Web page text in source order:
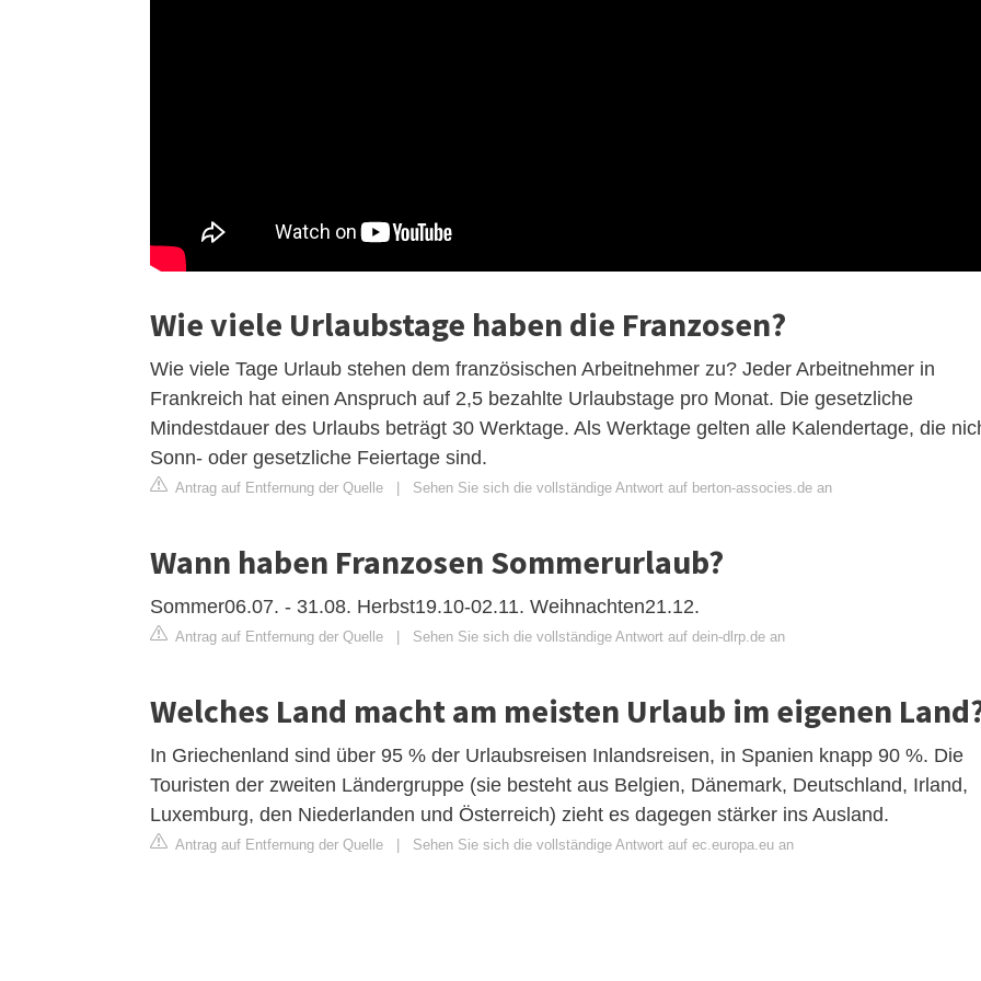
Wie viele Urlaubstage haben die Franzosen?
Wie viele Tage Urlaub stehen dem französischen Arbeitnehmer zu? Jeder Arbeitnehmer in
Frankreich hat einen Anspruch auf 2,5 bezahlte Urlaubstage pro Monat. Die gesetzliche
Mindestdauer des Urlaubs beträgt 30 Werktage. Als Werktage gelten alle Kalendertage, die
Sonn- oder gesetzliche Feiertage sind.
Antrag auf Entfernung der Quelle | Sehen Sie sich die vollständige Antwort auf berton-associes.de an
Wann haben Franzosen Sommerurlaub?
Sommer06.07. - 31.08. Herbst19.10-02.11. Weihnachten21.12.
Antrag auf Entfernung der Quelle | Sehen Sie sich die vollständige Antwort auf dein-dlrp.de an
Welches Land macht am meisten Urlaub im eigenen
In Griechenland sind über 95 % der Urlaubsreisen Inlandsreisen, in Spanien knapp 90 %. Die
Touristen der zweiten Ländergruppe (sie besteht aus Belgien, Dänemark, Deutschland, Irland,
Luxemburg, den Niederlanden und Österreich) zieht es dagegen stärker ins Ausland.
Antrag auf Entfernung der Quelle | Sehen Sie sich die vollständige Antwort auf ec.europa.eu an